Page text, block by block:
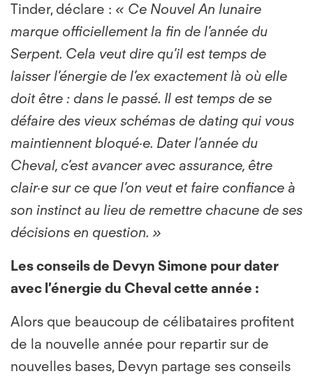
Tinder, déclare : « Ce Nouvel An lunaire
marque officiellement la fin de l’année du
Serpent. Cela veut dire qu’il est temps de
laisser l’énergie de l’ex exactement là où elle
doit être : dans le passé. Il est temps de se
défaire des vieux schémas de dating qui vous
maintiennent bloqué·e. Dater l’année du
Cheval, c’est avancer avec assurance, être
clair·e sur ce que l’on veut et faire confiance à
son instinct au lieu de remettre chacune de ses
décisions en question. »
Les conseils de Devyn Simone pour dater
avec l’énergie du Cheval cette année :
Alors que beaucoup de célibataires profitent
de la nouvelle année pour repartir sur de
nouvelles bases, Devyn partage ses conseils